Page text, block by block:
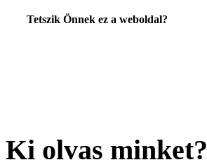
Tetszik Önnek ez a weboldal?
Ki olvas minket?